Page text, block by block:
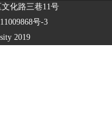
化路三巷11号
号-3
2019